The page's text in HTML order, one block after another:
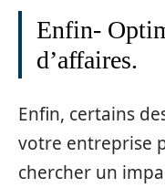
Enfin-
d’affaires.
Enfin, certains
votre entreprise
chercher un